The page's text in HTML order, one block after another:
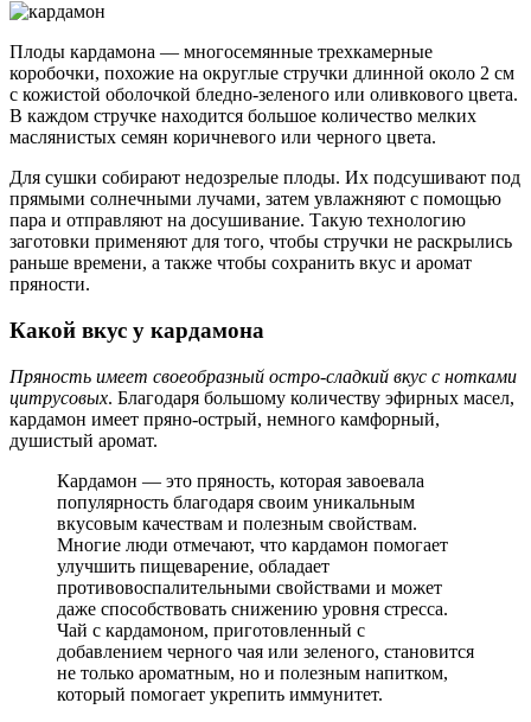
Плоды кардамона — многосемянные трехкамерные
коробочки, похожие на округлые стручки длинной около 2 см
с кожистой оболочкой бледно-зеленого или оливкового цвета.
В каждом стручке находится большое количество мелких
маслянистых семян коричневого или черного цвета.
Для сушки собирают недозрелые плоды. Их подсушивают под
прямыми солнечными лучами, затем увлажняют с помощью
пара и отправляют на досушивание. Такую технологию
заготовки применяют для того, чтобы стручки не раскрылись
раньше времени, а также чтобы сохранить вкус и аромат
пряности.
Какой вкус у кардамона
Пряность имеет своеобразный остро-сладкий вкус с нотками
цитрусовых. Благодаря большому количеству эфирных масел,
кардамон имеет пряно-острый, немного камфорный,
душистый аромат.
Кардамон — это пряность, которая завоевала
популярность благодаря своим уникальным
вкусовым качествам и полезным свойствам.
Многие люди отмечают, что кардамон помогает
улучшить пищеварение, обладает
противовоспалительными свойствами и может
даже способствовать снижению уровня стресса.
Чай с кардамоном, приготовленный с
добавлением черного чая или зеленого, становится
не только ароматным, но и полезным напитком,
который помогает укрепить иммунитет.